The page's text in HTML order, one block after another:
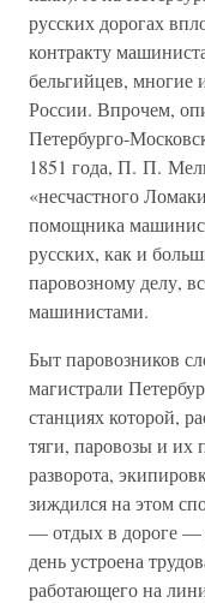
русских дорогах
контракту
бельгийцев, многие
России. Впрочем,
Петербурго-
1851 года, П. П.
«несчастного
помощника
русских, как и
паровозному делу,
машинистами.
Быт паровозников
магистрали
станциях которой,
тяги, паровозы и их
разворота,
зиждился на этом
— отдых в дороге —
день устроена
работающего на